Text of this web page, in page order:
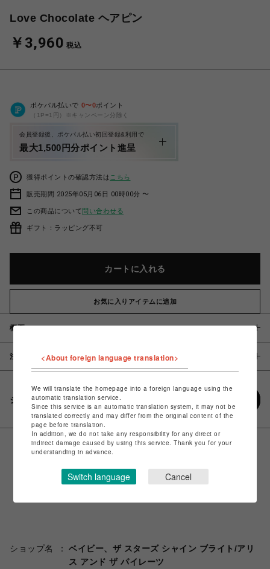
Love Chocolate ヘアピン
￥3,960 税込
ポケパル払いで 0〜0ポイント
（1P=1円）※キャンペーン分除く
会員登録後、ポケパル払い初回登録&利用で
最大1,500円分ポイント進呈
獲得ポイントの確認方法は こちら
販売期間 2025年05月06日 00時00分 〜
この商品について問い合わせる
ギフト：ラッピング不可
カートに入れる
お気に入りアイテムに追加
概要
注意事項
シェアする
ショップ名
ベイビー、ザ スターズ シャイン ブライト/アリ
ス アンド ザ パイレーツ
<About foreign language translation>
We will translate the homepage into a foreign language using the
automatic translation service.
Since this service is an automatic translation system, it may not be
translated correctly and may differ from the original content of the
page before translation.
In addition, we do not take any responsibility for any direct or
indirect damage caused by using this service. Thank you for your
understanding in advance.
Switch language Cancel